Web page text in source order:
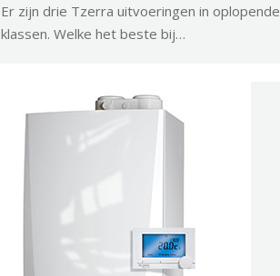
Er zijn drie Tzerra uitvoeringen in oplopende
klassen. Welke het beste bij…